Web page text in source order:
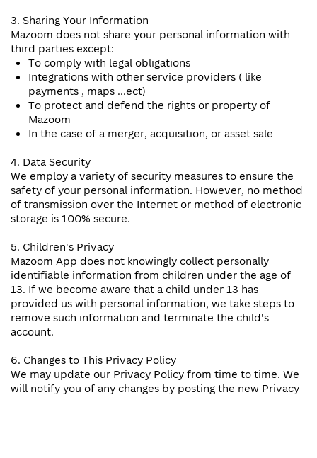
3. Sharing Your Information
Mazoom does not share your personal information with
third parties except:
To comply with legal obligations
Integrations with other service providers ( like
payments , maps ...ect)
To protect and defend the rights or property of
Mazoom
In the case of a merger, acquisition, or asset sale
4. Data Security
We employ a variety of security measures to ensure the
safety of your personal information. However, no method
of transmission over the Internet or method of electronic
storage is 100% secure.
5. Children's Privacy
Mazoom App does not knowingly collect personally
identifiable information from children under the age of
13. If we become aware that a child under 13 has
provided us with personal information, we take steps to
remove such information and terminate the child's
account.
6. Changes to This Privacy Policy
We may update our Privacy Policy from time to time. We
will notify you of any changes by posting the new Privacy